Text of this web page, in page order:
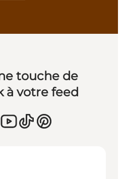
touche de
à votre feed